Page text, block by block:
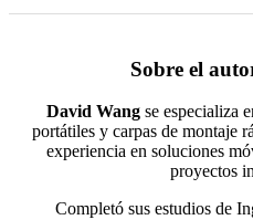
Sobre el
David Wang se especializa
portátiles y carpas de montaje
experiencia en soluciones
proyectos
Completó sus estudios de